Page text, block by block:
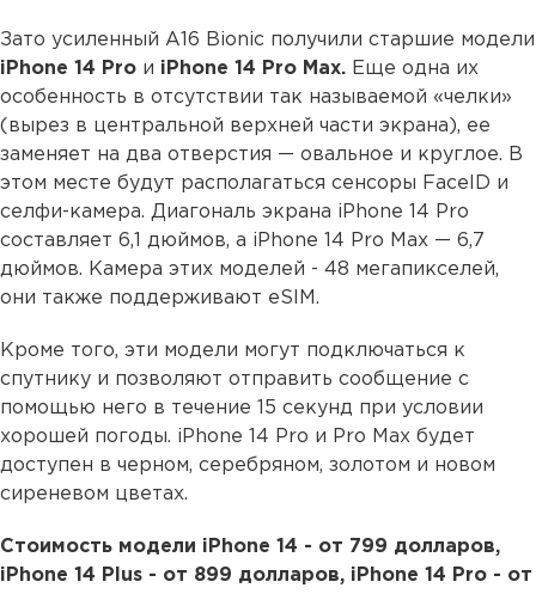
Зато усиленный A16 Bionic получили старшие модели
iPhone 14 Pro и iPhone 14 Pro Max. Еще одна их
особенность в отсутствии так называемой «челки»
(вырез в центральной верхней части экрана), ее
заменяет на два отверстия — овальное и круглое. В
этом месте будут располагаться сенсоры FaceID и
селфи-камера. Диагональ экрана iPhone 14 Pro
составляет 6,1 дюймов, а iPhone 14 Pro‌ Max — 6,7
дюймов. Камера этих моделей - 48 мегапикселей,
они также поддерживают eSIM.
Кроме того, эти модели могут подключаться к
спутнику и позволяют отправить сообщение с
помощью него в течение 15 секунд при условии
хорошей погоды. iPhone 14 Pro и Pro Max будет
доступен в черном, серебряном, золотом и новом
сиреневом цветах.
Стоимость модели iPhone 14 - от 799 долларов,
iPhone 14 Plus - от 899 долларов, iPhone 14 Pro - от